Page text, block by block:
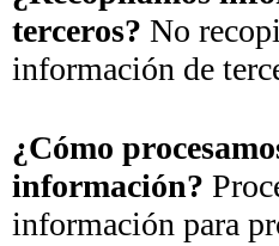
terceros? No
información de
¿Cómo
información?
información para